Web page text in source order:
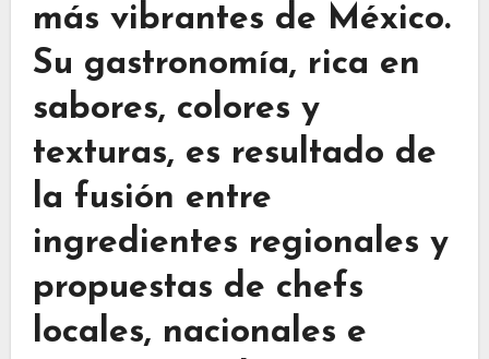
más vibrantes de México.
Su gastronomía, rica en
sabores, colores y
texturas, es resultado de
la fusión entre
ingredientes regionales y
propuestas de chefs
locales, nacionales e